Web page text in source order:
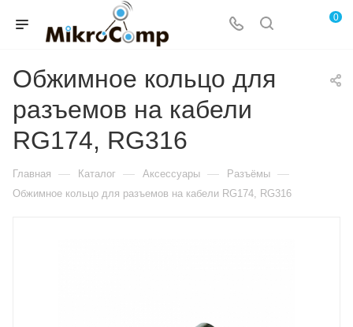
0
Обжимное кольцо для
разъемов на кабели
RG174, RG316
Главная — Каталог — Аксессуары — Разъёмы —
Обжимное кольцо для разъемов на кабели RG174, RG316